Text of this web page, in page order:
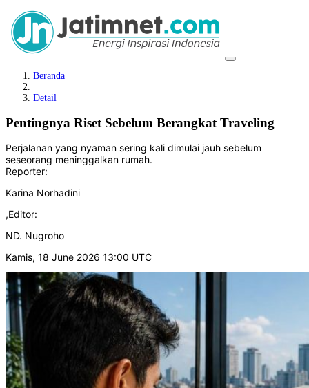
Beranda
Detail
Pentingnya Riset Sebelum Berangkat Traveling
Perjalanan yang nyaman sering kali dimulai jauh sebelum
seseorang meninggalkan rumah.
Reporter:
Karina Norhadini
,Editor:
ND. Nugroho
Kamis, 18 June 2026 13:00 UTC